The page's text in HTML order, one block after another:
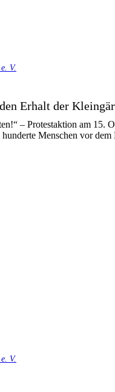
V.
Erhalt der
– Protestaktion am
Menschen vor dem
V.